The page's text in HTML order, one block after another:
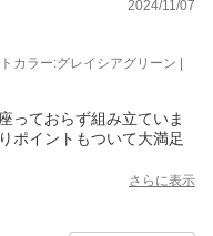
2024/11/07
カラー:グレイシアグリーン |
っておらず組み立ていま
ポイントもついて大満足
さらに表示